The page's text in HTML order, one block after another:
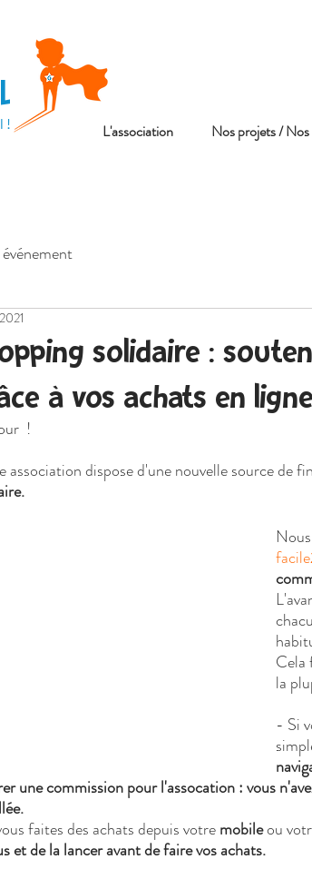
L'association Nos projets /
!
événement
solidaire :
à vos achats en
!
association dispose d'une nouvelle source de
Cela
la
- Si
une commission pour l'assocation : vous
faites des achats depuis votre mobile ou
et de la lancer avant de faire vos achats.